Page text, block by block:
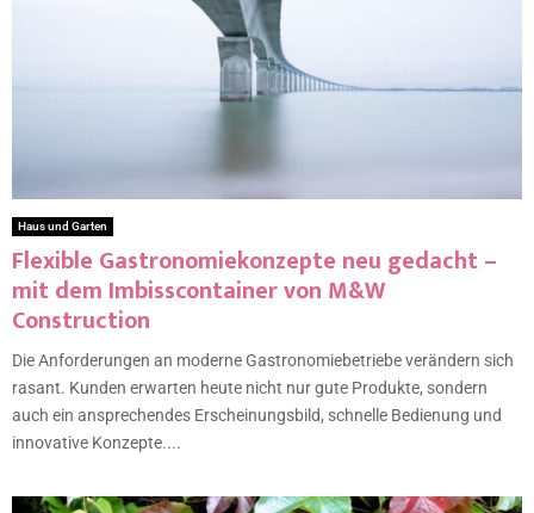
Haus und Garten
Flexible Gastronomiekonzepte neu gedacht –
mit dem Imbisscontainer von M&W
Construction
Die Anforderungen an moderne Gastronomiebetriebe verändern sich
rasant. Kunden erwarten heute nicht nur gute Produkte, sondern
auch ein ansprechendes Erscheinungsbild, schnelle Bedienung und
innovative Konzepte....